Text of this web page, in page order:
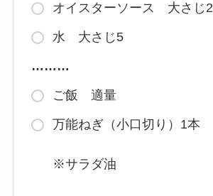
オイスターソース 大さじ2
水 大さじ5
………
ご飯 適量
万能ねぎ（小口切り）1本
※サラダ油